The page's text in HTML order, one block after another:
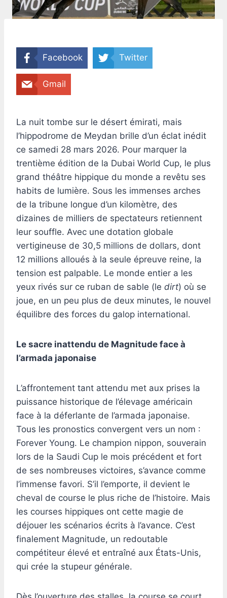
Facebook Twitter
Gmail
La nuit tombe sur le désert émirati, mais
l’hippodrome de Meydan brille d’un éclat inédit
ce samedi 28 mars 2026. Pour marquer la
trentième édition de la Dubai World Cup, le plus
grand théâtre hippique du monde a revêtu ses
habits de lumière. Sous les immenses arches
de la tribune longue d’un kilomètre, des
dizaines de milliers de spectateurs retiennent
leur souffle. Avec une dotation globale
vertigineuse de 30,5 millions de dollars, dont
12 millions alloués à la seule épreuve reine, la
tension est palpable. Le monde entier a les
yeux rivés sur ce ruban de sable (le dirt) où se
joue, en un peu plus de deux minutes, le nouvel
équilibre des forces du galop international.
Le sacre inattendu de Magnitude face à
l’armada japonaise
L’affrontement tant attendu met aux prises la
puissance historique de l’élevage américain
face à la déferlante de l’armada japonaise.
Tous les pronostics convergent vers un nom :
Forever Young. Le champion nippon, souverain
lors de la Saudi Cup le mois précédent et fort
de ses nombreuses victoires, s’avance comme
l’immense favori. S’il l’emporte, il devient le
cheval de course le plus riche de l’histoire. Mais
les courses hippiques ont cette magie de
déjouer les scénarios écrits à l’avance. C’est
finalement Magnitude, un redoutable
compétiteur élevé et entraîné aux États-Unis,
qui crée la stupeur générale.